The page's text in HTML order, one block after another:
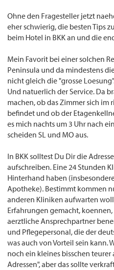
Ohne den Fragesteller jetzt
eher schwierig, die besten Tips
beim Hotel in BKK an und die
Mein Favorit bei einer solchen
Peninsula und da mindestens
nicht gleich die "grosse
Und natuerlich der Service. Da
machen, ob das Zimmer sich im
befindet und ob der
es mich nachts um 3 Uhr nach
scheiden SL und MO aus.
In BKK solltest Du Dir die
aufschreiben. Eine 24 Stunden
Hinterhand haben
Apotheke). Bestimmt kommen
anderen Kliniken aufwarten
Erfahrungen gemacht,
aerztliche Ansprechpartner
und Pflegepersonal, die der
was auch von Vorteil sein kann.
noch ein kleines bisschen teurer
Adressen", aber das sollte